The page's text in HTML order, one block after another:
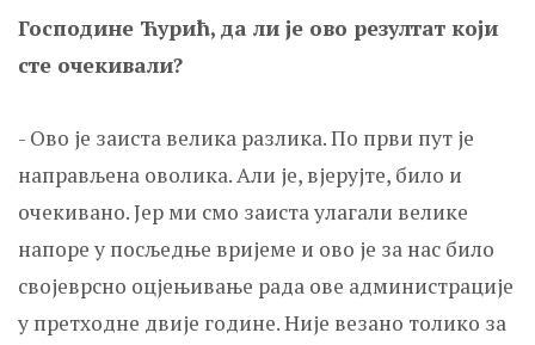
Господине Ћурић, да ли је ово резултат који
сте очекивали?
- Ово је заиста велика разлика. По први пут је
направљена оволика. Али је, вјерујте, било и
очекивано. Јер ми смо заиста улагали велике
напоре у посљедње вријеме и ово је за нас било
својеврсно оцјењивање рада ове администрације
у претходне двије године. Није везано толико за